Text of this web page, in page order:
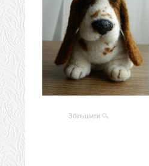
Збільшити